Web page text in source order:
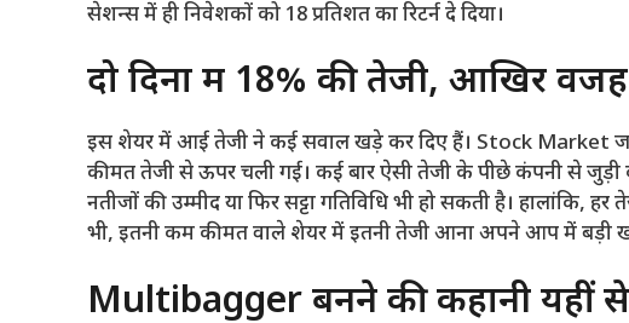
सेशन्स में ही निवेशकों को 18 प्रतिशत का रिटर्न दे दिया।
दो दिनों में 18% की तेजी, आखिर वजह
इस शेयर में आई तेजी ने कई सवाल खड़े कर दिए हैं। Stock Market
कीमत तेजी से ऊपर चली गई। कई बार ऐसी तेजी के पीछे कंपनी से जुड़ी
नतीजों की उम्मीद या फिर सट्टा गतिविधि भी हो सकती है। हालांकि,
भी, इतनी कम कीमत वाले शेयर में इतनी तेजी आना अपने आप में बड़ी
Multibagger बनने की कहानी यहीं